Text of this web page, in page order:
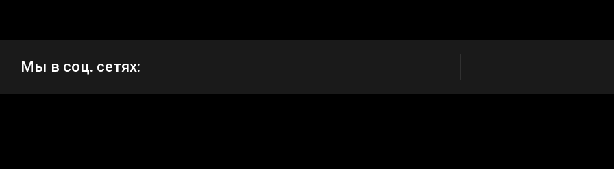
Мы в соц. сетях: